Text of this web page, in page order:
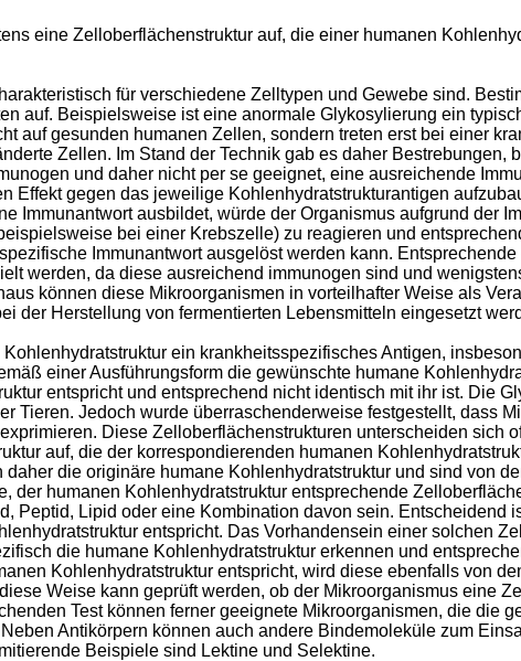
eine Zelloberflächenstruktur auf, die einer humanen
für verschiedene Zelltypen und Gewebe sind.
auf. Beispielsweise ist eine anormale Glykosylierung ein
auf gesunden humanen Zellen, sondern treten erst bei einer
Zellen. Im Stand der Technik gab es daher
und daher nicht per se geeignet, eine ausreichende
Effekt gegen das jeweilige Kohlenhydratstrukturantigen
Immunantwort ausbildet, würde der Organismus aufgrund der
bei einer Krebszelle) zu reagieren und
Immunantwort ausgelöst werden kann.
werden, da diese ausreichend immunogen sind und
können diese Mikroorganismen in vorteilhafter Weise als
der Herstellung von fermentierten Lebensmitteln eingesetzt
ein krankheitsspezifisches Antigen,
einer Ausführungsform die gewünschte humane
entspricht und entsprechend nicht identisch mit ihr ist. Die
Tieren. Jedoch wurde überraschenderweise festgestellt, dass
Diese Zelloberflächenstrukturen unterscheiden sich
auf, die der korrespondierenden humanen
die originäre humane Kohlenhydratstruktur und sind von
der humanen Kohlenhydratstruktur entsprechende
Peptid, Lipid oder eine Kombination davon sein. Entscheidend
entspricht. Das Vorhandensein einer solchen
die humane Kohlenhydratstruktur erkennen und
Kohlenhydratstruktur entspricht, wird diese ebenfalls von
Weise kann geprüft werden, ob der Mikroorganismus eine
Test können ferner geeignete Mikroorganismen, die die
Antikörpern können auch andere Bindemoleküle zum
Beispiele sind Lektine und Selektine.